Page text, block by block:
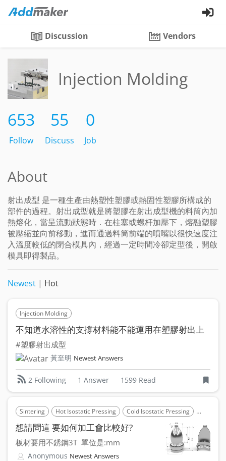
Discussion Vendors
Injection Molding
653
Follow
55
Discuss
0
Job
About
射出成型 是一種生產由熱塑性塑膠或熱固性塑膠所構成的
部件的過程。射出成型就是將塑膠在射出成型機的料筒內加
熱熔化，當呈流動狀態時．在柱塞或螺杆加壓下，熔融塑膠
被壓縮並向前移動，進而通過料筒前端的噴嘴以很快速度注
入溫度較低的閉合模具內，經過一定時間冷卻定型後，開啟
模具即得製品。
Newest | Hot
Injection Molding
不知道水溶性的支撐材料能不能運用在塑膠射出上
#塑膠射出成型
黃至明 Newest Answers
2 Following 1 Answer 1599 Read
Sintering Hot Isostatic Pressing Cold Isostatic Pressing
想請問這 要如何加工會比較好?
板材要用不銹鋼3T 單位是:mm
Anonymous Newest Answers